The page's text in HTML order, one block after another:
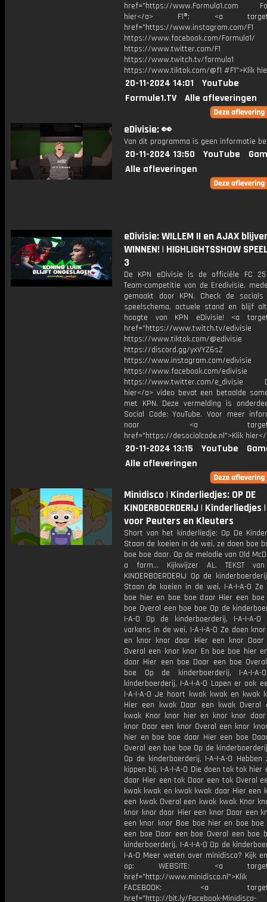
href="https://www.Formula1.com
hier</a> F1®: <a
href="https://www.instagram.com/F1
https://www.facebook.com/Formula1/
https://www.twitter.com/F1
https://www.twitch.tv/formula1
https://www.tiktok.com/@f1 #F1">Klik
20-11-2024 14:01
YouTube
Formule1.TV
Alle afleveringen
eDivisie: 👀
Van dit programma is geen informatie
20-11-2024 13:50 YouTube
Alle afleveringen
eDivisie: WILLEM II en AJAX
WINNEN! | HIGHLIGHTSSHOW
3
De KPN eDivisie is de officiële FC
Team-competitie van de Eredivisie,
gemaakt door KPN. Check de
speelschema, actuele stand en blijf
hoogte van KPN eDivisie! <a
href="https://www.twitch.tv/edivisie
https://www.tiktok.com/@edivisie
https://discord.gg/yxVYZ6sZ
https://www.instagram.com/edivisie
https://www.facebook.com/edivisie
https://www.twitter.com/e_divisie
hier</a> video bevat een betaalde
met KPN. Deze vermelding is
Social Code: YouTube. Voor meer
naar <a
href="https://desocialcode.nl">Klik
20-11-2024 13:15 YouTube
Alle afleveringen
Minidisco | Kinderliedjes: OP DE
KINDERBOERDERIJ | Kinderliedjes
voor Peuters en Kleuters
Short van het kinderliedje: Op De
Staan de koeien in de wei, ze doen boe
boe boe daar. Op de melodie van Old
a farm… Kijkwijzer AL. TEKST
KINDERBOERDERIJ Op de
Staan de koeien in de wei, I-A-I-A-O Ze
boe hier en boe boe daar Hier een boe
boe Overal een boe boe Op de
I-A-O Op de kinderboerderij, I-A-I-A-
varkens in de wei, I-A-I-A-O Ze doen
en knor knor daar Hier een knor Daar
Overal een knor knor En boe boe hier
daar Hier een boe Daar een boe
boe Op de kinderboerderij, I-A-I-
kinderboerderij, I-A-I-A-O Lopen er ook
I-A-I-A-O Je hoort kwak kwak en kwak
Hier een kwak Daar een kwak Overal
kwak Knor knor hier en knor knor
knor Daar een knor Overal een knor
hier en boe boe daar Hier een boe
Overal een boe boe Op de
Op de kinderboerderij, I-A-I-A-O
kippen bij, I-A-I-A-O Die doen tok tok hier
daar Hier een tok Daar een tok Overal
kwak kwak en kwak kwak daar Hier een
een kwak Overal een kwak kwak Knor
knor knor daar Hier een knor Daar een
een knor knor Boe boe hier en boe boe
een boe Daar een boe Overal een boe
kinderboerderij, I-A-I-A-O Op de
I-A-O Meer weten over minidisco? Kijk
op: WEBSITE: <a
href="http://www.minidisco.nl">Klik
FACEBOOK: <a
href="http://bit.ly/Facebook-Minidisco-